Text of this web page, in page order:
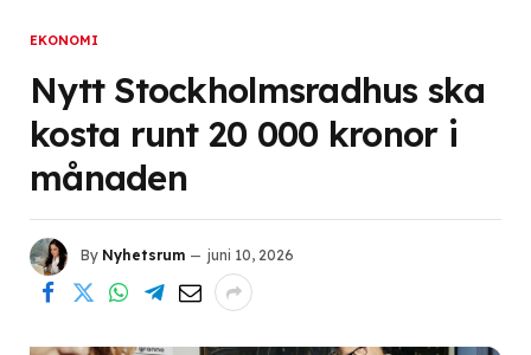
EKONOMI
Nytt Stockholmsradhus ska
kosta runt 20 000 kronor i
månaden
By Nyhetsrum juni 10, 2026